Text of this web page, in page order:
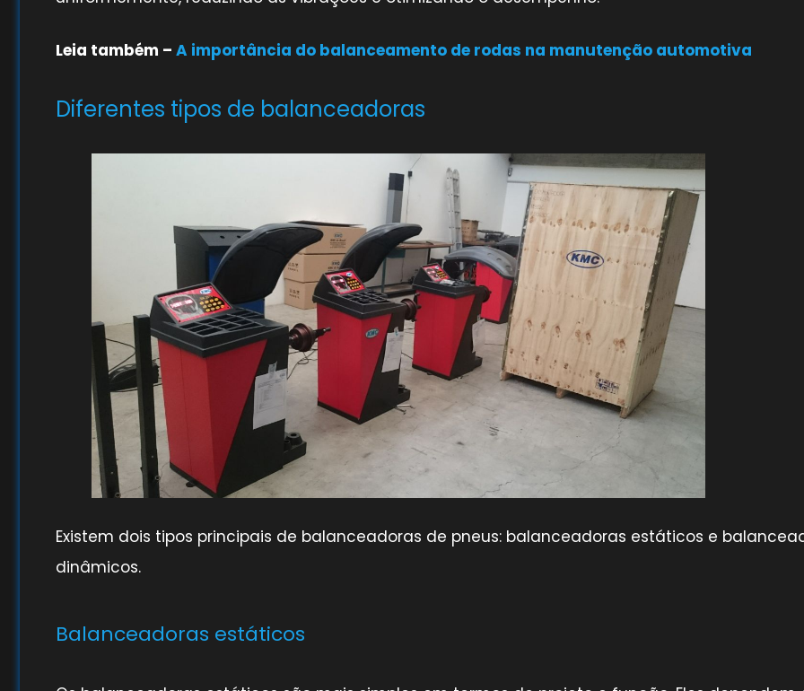
Leia também – A importância do balanceamento de rodas na manutenção automotiva
Diferentes tipos de balanceadoras
Existem dois tipos principais de balanceadoras de pneus: balanceadoras estáticos e
dinâmicos.
Balanceadoras estáticos